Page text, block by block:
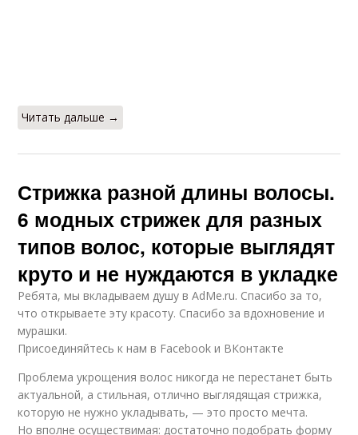
Читать дальше →
Стрижка разной длины волосы.
6 модных стрижек для разных
типов волос, которые выглядят
круто и не нуждаются в укладке
Ребята, мы вкладываем душу в AdMe.ru. Cпасибо за то,
что открываете эту красоту. Спасибо за вдохновение и
мурашки.
Присоединяйтесь к нам в Facebook и ВКонтакте
Проблема укрощения волос никогда не перестанет быть
актуальной, а стильная, отлично выглядящая стрижка,
которую не нужно укладывать, — это просто мечта.
Но вполне осуществимая: достаточно подобрать форму